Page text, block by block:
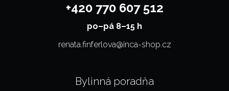
+420 770 607 512
po–⁠⁠⁠⁠⁠⁠pá 8–15 h
renata.finferlova@inca-shop.cz
Bylinná poradňa